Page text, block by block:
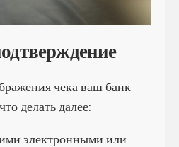
чека ваш банк
делать далее:
электронными или